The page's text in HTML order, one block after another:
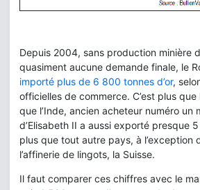
Depuis 2004, sans production minière
quasiment aucune demande finale, le
importé plus de 6 800 tonnes d’or,
officielles de commerce. C’est plus
que l’Inde, ancien acheteur numéro un
d’Elisabeth II a aussi exporté presque
plus que tout autre pays, à l’exception
l’affinerie de lingots, la Suisse.
Il faut comparer ces chiffres avec le